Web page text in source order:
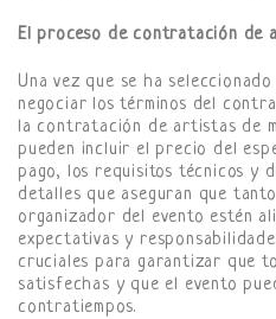
El proceso de contratación de
Una vez que se ha
negociar los términos del
la contratación de artistas de
pueden incluir el precio del
pago, los requisitos técnicos y
detalles que aseguran que
organizador del evento estén
expectativas y
cruciales para garantizar que
satisfechas y que el evento
contratiempos.